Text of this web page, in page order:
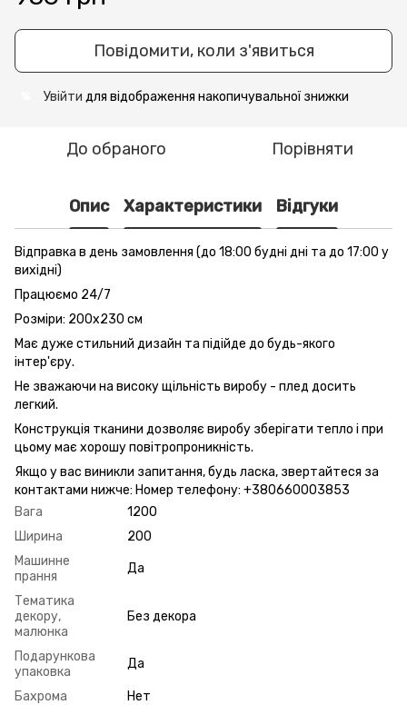
Повідомити, коли з'явиться
Увійти для відображення накопичувальної знижки
До обраного Порівняти
Опис Характеристики Відгуки
Відправка в день замовлення (до 18:00 будні дні та до 17:00 у
вихідні)
Працюємо 24/7
Розміри: 200x230 см
Має дуже стильний дизайн та підійде до будь-якого
інтер'єру.
Не зважаючи на високу щільність виробу - плед досить
легкий.
Конструкція тканини дозволяє виробу зберігати тепло і при
цьому має хорошу повітропроникність.
Якщо у вас виникли запитання, будь ласка, звертайтеся за
контактами нижче: Номер телефону: +380660003853
Вага
1200
Ширина
200
Машинне
прання
Да
Тематика
декору,
малюнка
Без декора
Подарункова
упаковка
Да
Бахрома
Нет